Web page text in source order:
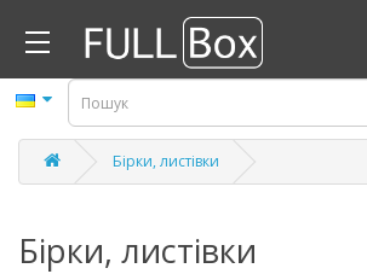
Бірки, листівки
Бірки, листівки